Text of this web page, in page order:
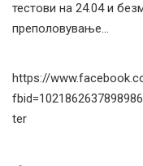
тестови на 24.04 и
преполовување…
https://
ter